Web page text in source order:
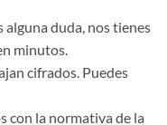
alguna duda, nos tienes
minutos.
cifrados. Puedes
con la normativa de la